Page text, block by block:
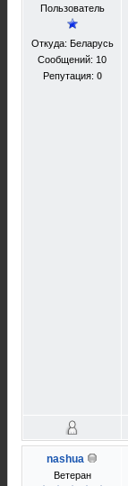
Пользователь
Откуда: Беларусь
Сообщений: 10
Репутация: 0
nashua
Ветеран